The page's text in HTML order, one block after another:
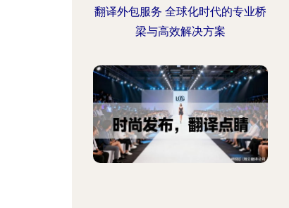
翻译外包服务 全球化时代的专业桥
梁与高效解决方案